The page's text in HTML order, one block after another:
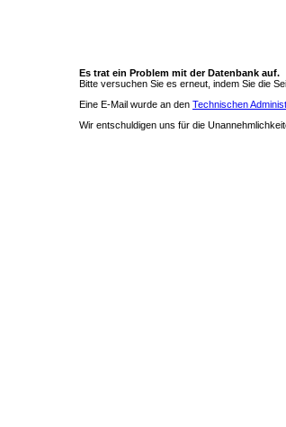
Es trat ein Problem mit der Datenbank auf.
Bitte versuchen Sie es erneut, indem Sie die
Eine E-Mail wurde an den Technischen
Wir entschuldigen uns für die